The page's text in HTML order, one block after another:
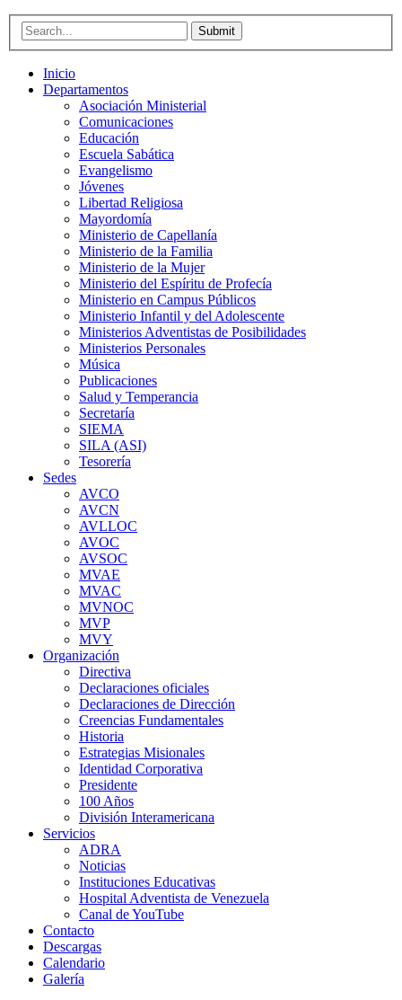
Submit
Inicio
Departamentos
Asociación Ministerial
Comunicaciones
Educación
Escuela Sabática
Evangelismo
Jóvenes
Libertad Religiosa
Mayordomía
Ministerio de Capellanía
Ministerio de la Familia
Ministerio de la Mujer
Ministerio del Espíritu de Profecía
Ministerio en Campus Públicos
Ministerio Infantil y del Adolescente
Ministerios Adventistas de Posibilidades
Ministerios Personales
Música
Publicaciones
Salud y Temperancia
Secretaría
SIEMA
SILA (ASI)
Tesorería
Sedes
AVCO
AVCN
AVLLOC
AVOC
AVSOC
MVAE
MVAC
MVNOC
MVP
MVY
Organización
Directiva
Declaraciones oficiales
Declaraciones de Dirección
Creencias Fundamentales
Historia
Estrategias Misionales
Identidad Corporativa
Presidente
100 Años
División Interamericana
Servicios
ADRA
Noticias
Instituciones Educativas
Hospital Adventista de Venezuela
Canal de YouTube
Contacto
Descargas
Calendario
Galería